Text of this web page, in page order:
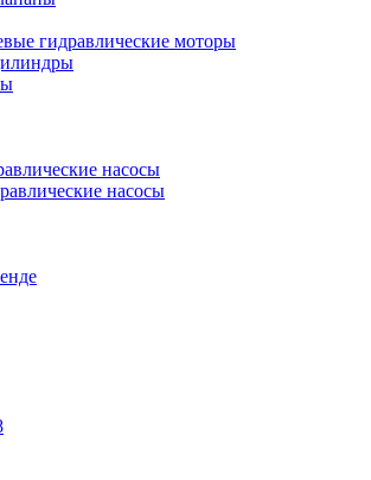
гидравлические моторы
насосы
насосы